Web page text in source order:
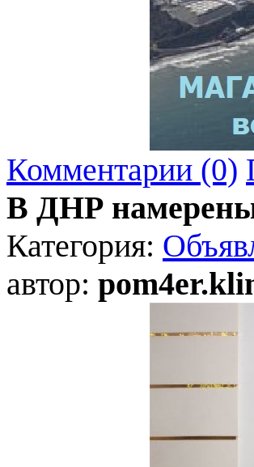
Комментарии (0)
В ДНР намерены
Категория:
автор: